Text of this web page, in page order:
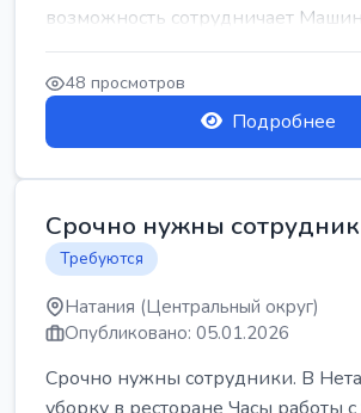
возможность сотрудничает
48 просмотров
Подробнее
Срочно нужны
Требуются
Натания (Центральный округ)
Опубликовано: 05.01.2026
Срочно нужны сотрудники. В